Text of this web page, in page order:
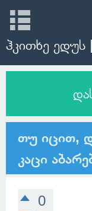
ჰკითხე ედუს
თუ იცით,
კაცი
0